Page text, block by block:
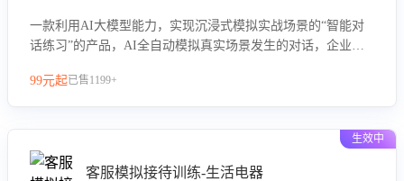
一款利用AI大模型能力，实现沉浸式模拟实战场景的“智能对
话练习”的产品，AI全自动模拟真实场景发生的对话，企业可
力。
99元起已售1199+
生效中
客服模拟接待训练-生活电器